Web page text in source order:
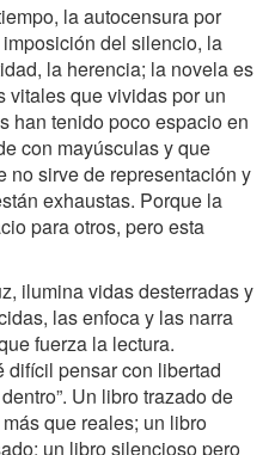
la autocensura por
del silencio, la
la herencia; la novela es
vitales que vividas por un
han tenido poco espacio en
con mayúsculas y que
no sirve de representación y
exhaustas. Porque la
para otros, pero esta
ilumina vidas desterradas y
las enfoca y las narra
fuerza la lectura.
difícil pensar con libertad
Un libro trazado de
que reales; un libro
un libro silencioso pero